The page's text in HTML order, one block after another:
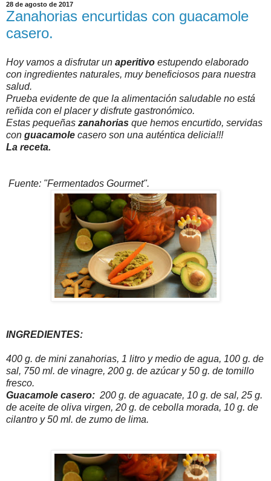
28 de agosto de 2017
Zanahorias encurtidas con guacamole
casero.
Hoy vamos a disfrutar un aperitivo estupendo elaborado
con ingredientes naturales, muy beneficiosos para nuestra
salud.
Prueba evidente de que la alimentación saludable no está
reñida con el placer y disfrute gastronómico.
Estas pequeñas zanahorias que hemos encurtido, servidas
con guacamole casero son una auténtica delicia!!!
La receta.
Fuente: "Fermentados Gourmet".
INGREDIENTES:
400 g. de mini zanahorias, 1 litro y medio de agua, 100 g. de
sal, 750 ml. de vinagre, 200 g. de azúcar y 50 g. de tomillo
fresco.
Guacamole casero: 200 g. de aguacate, 10 g. de sal, 25 g.
de aceite de oliva virgen, 20 g. de cebolla morada, 10 g. de
cilantro y 50 ml. de zumo de lima.